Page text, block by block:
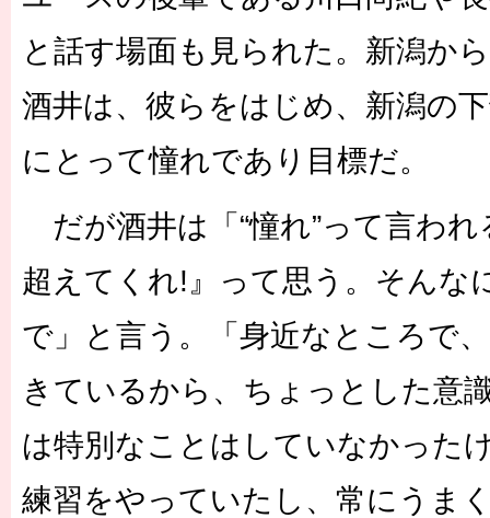
と話す場面も見られた。新潟か
酒井は、彼らをはじめ、新潟の
にとって憧れであり目標だ。
だが酒井は「“憧れ”って言わ
超えてくれ!』って思う。そんな
で」と言う。「身近なところで
きているから、ちょっとした意
は特別なことはしていなかった
練習をやっていたし、常にうま